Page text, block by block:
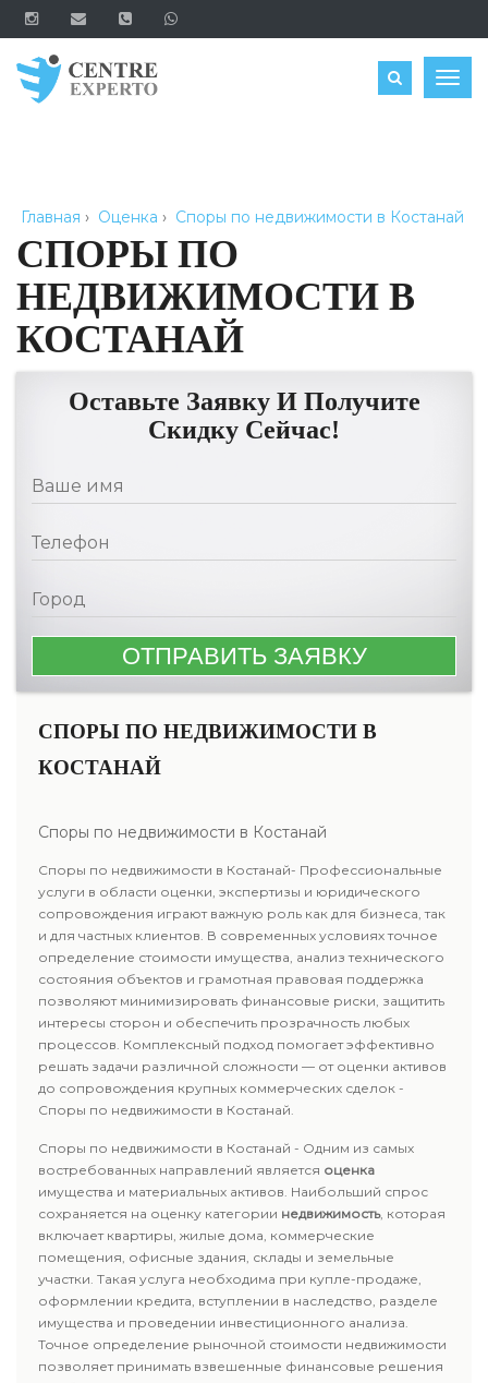
ЗАКАЗАТЬ
Главная › Оценка › Споры по недвижимости в Костанай
СПОРЫ ПО
НЕДВИЖИМОСТИ В
КОСТАНАЙ
Оставьте Заявку И Получите
Скидку Сейчас!
СПОРЫ ПО НЕДВИЖИМОСТИ В
КОСТАНАЙ
Споры по недвижимости в Костанай
Споры по недвижимости в Костанай- Профессиональные
услуги в области оценки, экспертизы и юридического
сопровождения играют важную роль как для бизнеса, так
и для частных клиентов. В современных условиях точное
определение стоимости имущества, анализ технического
состояния объектов и грамотная правовая поддержка
позволяют минимизировать финансовые риски, защитить
интересы сторон и обеспечить прозрачность любых
процессов. Комплексный подход помогает эффективно
решать задачи различной сложности — от оценки активов
до сопровождения крупных коммерческих сделок -
Споры по недвижимости в Костанай.
Споры по недвижимости в Костанай - Одним из самых
востребованных направлений является оценка
имущества и материальных активов. Наибольший спрос
сохраняется на оценку категории недвижимость, которая
включает квартиры, жилые дома, коммерческие
помещения, офисные здания, склады и земельные
участки. Такая услуга необходима при купле-продаже,
оформлении кредита, вступлении в наследство, разделе
имущества и проведении инвестиционного анализа.
Точное определение рыночной стоимости недвижимости
позволяет принимать взвешенные финансовые решения